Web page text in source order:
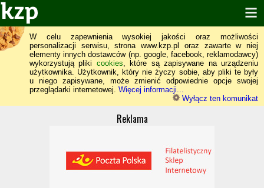
W celu zapewnienia wysokiej jakości oraz możliwości
personalizacji serwisu, strona www.kzp.pl oraz zawarte w niej
elementy innych dostawców (np. google, facebook, reklamodawcy)
wykorzystują pliki cookies, które są zapisywane na urządzeniu
użytkownika. Użytkownik, który nie życzy sobie, aby pliki te były
u niego zapisywane, może zmienić odpowiednie opcje swojej
przeglądarki internetowej. Więcej informacji...
Wyłącz ten komunikat
Reklama